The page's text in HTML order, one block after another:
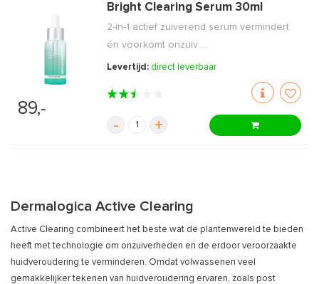
89,-
Bright Clearing Serum 30ml
2-in-1 actief zuiverend serum vermindert
én voorkomt onzuiv ...
Levertijd: direct leverbaar
- +
Dermalogica Active Clearing
Active Clearing combineert het beste wat de plantenwereld te bieden
heeft met technologie om onzuiverheden en de erdoor veroorzaakte
huidveroudering te verminderen. Omdat volwassenen veel
gemakkelijker tekenen van huidveroudering ervaren, zoals post